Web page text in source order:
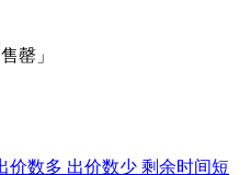
罄」
价数多 出价数少 剩余时间短